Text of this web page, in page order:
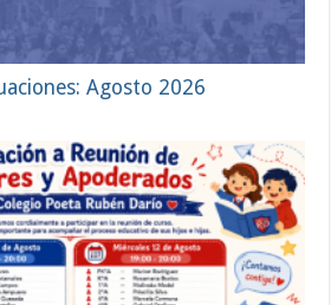
Agosto 2026